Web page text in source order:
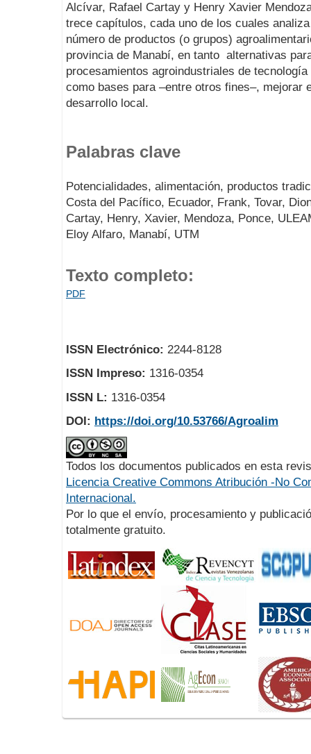
Alcívar, Rafael Cartay y Henry Xavier
trece capítulos, cada uno de los cuales
número de productos (o grupos)
provincia de Manabí, en tanto alternativas
procesamientos agroindustriales de
como bases para –entre otros fines–, mejorar
desarrollo local.
Palabras clave
Potencialidades, alimentación, productos
Costa del Pacífico, Ecuador, Frank, Tovar,
Cartay, Henry, Xavier, Mendoza, Ponce,
Eloy Alfaro, Manabí, UTM
Texto completo:
PDF
ISSN Electrónico: 2244-8128
ISSN Impreso: 1316-0354
ISSN L: 1316-0354
DOI: https://doi.org/10.53766/Agroalim
Todos los documentos publicados en esta
Licencia Creative Commons Atribución -No
Internacional.
Por lo que el envío, procesamiento y
totalmente gratuito.